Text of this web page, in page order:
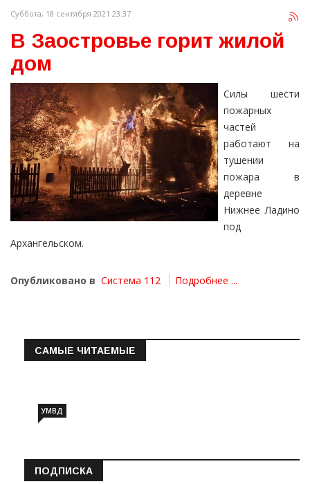
Суббота, 18 сентября 2021 23:37
В Заостровье горит жилой
дом
Силы шести
пожарных
частей
работают на
тушении
пожара в
деревне
Нижнее Ладино
под
Архангельском.
Опубликовано в Система 112 Подробнее ...
САМЫЕ ЧИТАЕМЫЕ
УМВД
ПОДПИСКА